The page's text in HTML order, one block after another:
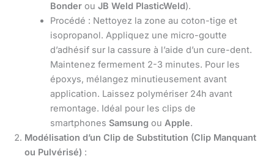
Bonderou JB Weld PlasticWeld).
Procédé : Nettoyez la zone au coton-tige et
isopropanol. Appliquez une micro-goutte
d’adhésif sur la cassure à l’aide d’un cure-dent.
Maintenez fermement 2-3 minutes. Pour les
époxys, mélangez minutieusement avant
application. Laissez polymériser 24h avant
remontage. Idéal pour les clips de
smartphones Samsung ou Apple.
Modélisation d’un Clip de Substitution (Clip Manquant
ou Pulvérisé) :